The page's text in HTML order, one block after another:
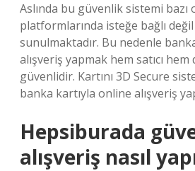
Aslında bu güvenlik sistemi bazı
platformlarında isteğe bağlı
sunulmaktadır. Bu nedenle
alışveriş yapmak hem satıcı hem
güvenlidir. Kartını 3D Secure
banka kartıyla online alışveriş
Hepsiburada
alışveriş nasıl